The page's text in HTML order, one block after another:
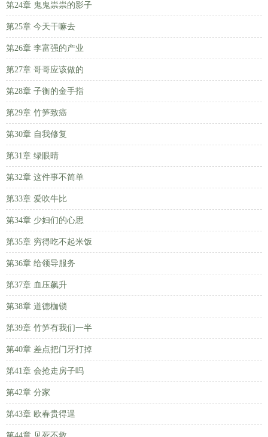
第24章 鬼鬼祟祟的影子
第25章 今天干嘛去
第26章 李富强的产业
第27章 哥哥应该做的
第28章 子衡的金手指
第29章 竹笋致癌
第30章 自我修复
第31章 绿眼睛
第32章 这件事不简单
第33章 爱吹牛比
第34章 少妇们的心思
第35章 穷得吃不起米饭
第36章 给领导服务
第37章 血压飙升
第38章 道德枷锁
第39章 竹笋有我们一半
第40章 差点把门牙打掉
第41章 会抢走房子吗
第42章 分家
第43章 欧春贵得逞